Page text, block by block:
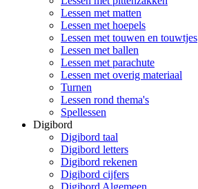
Lessen met matten
Lessen met hoepels
Lessen met touwen en touwtjes
Lessen met ballen
Lessen met parachute
Lessen met overig materiaal
Turnen
Lessen rond thema's
Spellessen
Digibord
Digibord taal
Digibord letters
Digibord rekenen
Digibord cijfers
Digibord Algemeen